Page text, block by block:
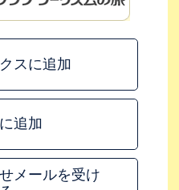
スに追加
追加
メールを受け